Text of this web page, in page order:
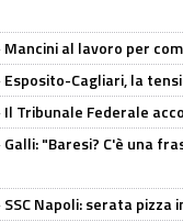
Mancini al lavoro per
Esposito-Cagliari, la
Il Tribunale Federale
Galli: "Baresi? C'è una
SSC Napoli: serata